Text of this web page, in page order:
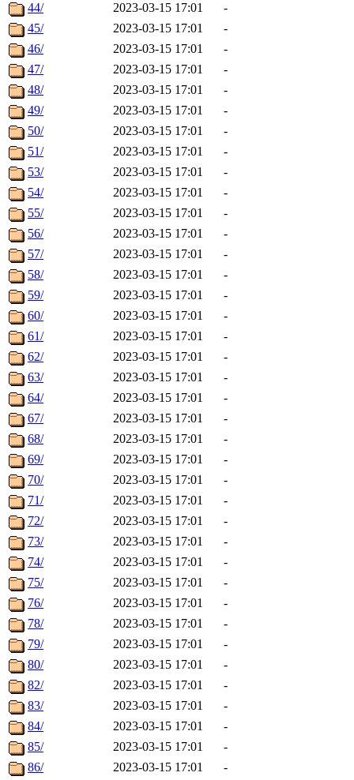
44/
2023-03-15 17:01
-
45/
2023-03-15 17:01
-
46/
2023-03-15 17:01
-
47/
2023-03-15 17:01
-
48/
2023-03-15 17:01
-
49/
2023-03-15 17:01
-
50/
2023-03-15 17:01
-
51/
2023-03-15 17:01
-
53/
2023-03-15 17:01
-
54/
2023-03-15 17:01
-
55/
2023-03-15 17:01
-
56/
2023-03-15 17:01
-
57/
2023-03-15 17:01
-
58/
2023-03-15 17:01
-
59/
2023-03-15 17:01
-
60/
2023-03-15 17:01
-
61/
2023-03-15 17:01
-
62/
2023-03-15 17:01
-
63/
2023-03-15 17:01
-
64/
2023-03-15 17:01
-
67/
2023-03-15 17:01
-
68/
2023-03-15 17:01
-
69/
2023-03-15 17:01
-
70/
2023-03-15 17:01
-
71/
2023-03-15 17:01
-
72/
2023-03-15 17:01
-
73/
2023-03-15 17:01
-
74/
2023-03-15 17:01
-
75/
2023-03-15 17:01
-
76/
2023-03-15 17:01
-
78/
2023-03-15 17:01
-
79/
2023-03-15 17:01
-
80/
2023-03-15 17:01
-
82/
2023-03-15 17:01
-
83/
2023-03-15 17:01
-
84/
2023-03-15 17:01
-
85/
2023-03-15 17:01
-
86/
2023-03-15 17:01
-